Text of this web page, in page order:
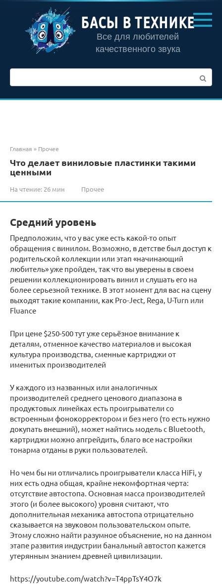
контенту
БАСЫ В ТЕХНИКЕ
Все для любителей
качественного звука
Главная » Прочее
Что делает виниловые пластинки такими
ценными
На чтение: 26 мин Прочее
Средний уровень
Предположим, что у вас уже есть какой-то опыт
обращения с винилом. Возможно, в детстве был доступ к
родительской коллекции или этап «начинающий
любитель» уже пройден, так что вы уверены в своем
решении коллекционировать винил и слушать его на
более серьезной технике. В этот момент для вас на сцену
выходят такие компании, как Pro-Ject, Rega, U-Turn или
Fluance
При цене $250-500 тут уже серьёзное внимание к
деталям, отменное качество материалов и высокая
культура производства, сменные картриджи от
именитых производителей
У каждого из названных или аналогичных
производителей среднего ценового диапазона в
продуктовых линейках есть проигрыватели со
встроенным фонокорректором и без него (то есть нужно
докупать внешний), может найтись модель с Bluetooth,
картриджи можно апгрейдить, благо все настройки
тонарма отданы в руки пользователей.
Но чем бы ни отличались проигрыватели класса HiFi, у
них есть одна общая, крайне некомфортная черта:
отсутствие автостопа. Основная масса производителей
этого (и более высокого) уровня считают, что
дополнительная механика автостопа отрицательно
сказывается на звуковом пользовательском опыте.
Этому сложно найти разумное объяснение, но на данном
этапе развития индустрии банальный автостоп кажется
утерянным знанием древней цивилизации.
https://youtube.com/watch?v=T4ppTsY4O7k